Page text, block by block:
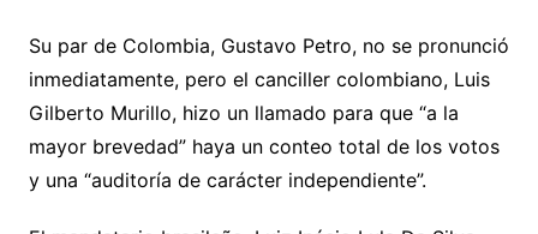
Su par de Colombia, Gustavo Petro, no se pronunció
inmediatamente, pero el canciller colombiano, Luis
Gilberto Murillo, hizo un llamado para que “a la
mayor brevedad” haya un conteo total de los votos
y una “auditoría de carácter independiente”.